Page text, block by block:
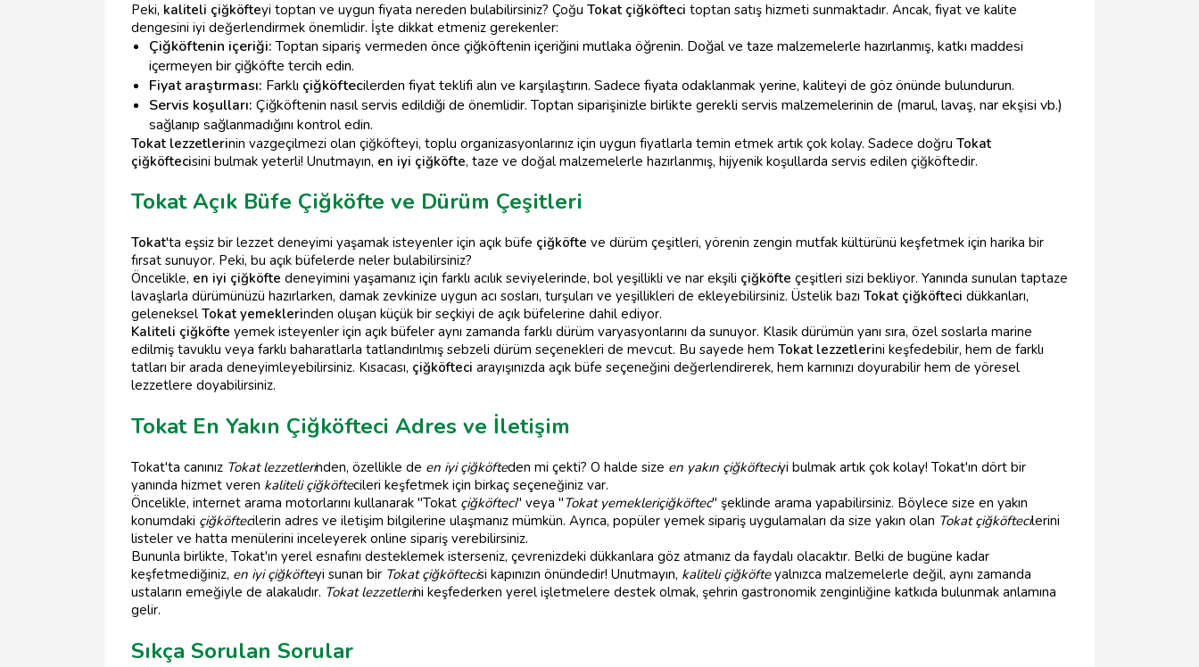
Peki, kaliteli çiğköfteyi toptan ve uygun fiyata nereden bulabilirsiniz? Çoğu Tokat çiğköfteci toptan satış hizmeti sunmaktadır. Ancak, fiyat ve kalite
dengesini iyi değerlendirmek önemlidir. İşte dikkat etmeniz gerekenler:
Çiğköftenin içeriği:Toptan sipariş vermeden önce çiğköftenin içeriğini mutlaka öğrenin. Doğal ve taze malzemelerle hazırlanmış, katkı maddesi
içermeyen bir çiğköfte tercih edin.
Fiyat araştırması: Farklı çiğköftecilerden fiyat teklifi alın ve karşılaştırın. Sadece fiyata odaklanmak yerine, kaliteyi de göz önünde bulundurun.
Servis koşulları: Çiğköftenin nasıl servis edildiği de önemlidir. Toptan siparişinizle birlikte gerekli servis malzemelerinin de (marul, lavaş, nar ekşisi vb.)
sağlanıp sağlanmadığını kontrol edin.
Tokat lezzetlerinin vazgeçilmezi olan çiğköfteyi, toplu organizasyonlarınız için uygun fiyatlarla temin etmek artık çok kolay. Sadece doğru Tokat
çiğköftecisini bulmak yeterli! Unutmayın, en iyi çiğköfte, taze ve doğal malzemelerle hazırlanmış, hijyenik koşullarda servis edilen çiğköftedir.
Tokat Açık Büfe Çiğköfte ve Dürüm Çeşitleri
Tokat'ta eşsiz bir lezzet deneyimi yaşamak isteyenler için açık büfe çiğköfte ve dürüm çeşitleri, yörenin zengin mutfak kültürünü keşfetmek için harika bir
fırsat sunuyor. Peki, bu açık büfelerde neler bulabilirsiniz?
Öncelikle, en iyi çiğköfte deneyimini yaşamanız için farklı acılık seviyelerinde, bol yeşillikli ve nar ekşili çiğköfte çeşitleri sizi bekliyor. Yanında sunulan taptaze
lavaşlarla dürümünüzü hazırlarken, damak zevkinize uygun acı sosları, turşuları ve yeşillikleri de ekleyebilirsiniz. Üstelik bazı Tokat çiğköfteci dükkanları,
geleneksel Tokat yemeklerinden oluşan küçük bir seçkiyi de açık büfelerine dahil ediyor.
Kaliteli çiğköfte yemek isteyenler için açık büfeler aynı zamanda farklı dürüm varyasyonlarını da sunuyor. Klasik dürümün yanı sıra, özel soslarla marine
edilmiş tavuklu veya farklı baharatlarla tatlandırılmış sebzeli dürüm seçenekleri de mevcut. Bu sayede hem Tokat lezzetlerini keşfedebilir, hem de farklı
tatları bir arada deneyimleyebilirsiniz. Kısacası, çiğköfteci arayışınızda açık büfe seçeneğini değerlendirerek, hem karnınızı doyurabilir hem de yöresel
lezzetlere doyabilirsiniz.
Tokat En Yakın Çiğköfteci Adres ve İletişim
Tokat'ta canınız Tokat lezzetlerinden, özellikle de en iyi çiğköfteden mi çekti? O halde size en yakın çiğköfteciyi bulmak artık çok kolay! Tokat'ın dört bir
yanında hizmet veren kaliteli çiğköftecileri keşfetmek için birkaç seçeneğiniz var.
Öncelikle, internet arama motorlarını kullanarak "Tokat çiğköfteci" veya "Tokat yemekleriçiğköftec" şeklinde arama yapabilirsiniz. Böylece size en yakın
konumdaki çiğköftecilerin adres ve iletişim bilgilerine ulaşmanız mümkün. Ayrıca, popüler yemek sipariş uygulamaları da size yakın olan Tokat çiğköftecilerini
listeler ve hatta menülerini inceleyerek online sipariş verebilirsiniz.
Bununla birlikte, Tokat'ın yerel esnafını desteklemek isterseniz, çevrenizdeki dükkanlara göz atmanız da faydalı olacaktır. Belki de bugüne kadar
keşfetmediğiniz, en iyi çiğköfteyi sunan bir Tokat çiğköftecisi kapınızın önündedir! Unutmayın, kaliteli çiğköfteyalnızca malzemelerle değil, aynı zamanda
ustaların emeğiyle de alakalıdır. Tokat lezzetlerini keşfederken yerel işletmelere destek olmak, şehrin gastronomik zenginliğine katkıda bulunmak anlamına
gelir.
Sıkça Sorulan Sorular